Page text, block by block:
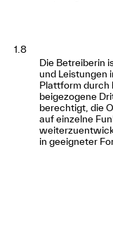
1.8
Die Betreiberin
und Leistungen
Plattform durch
beigezogene
berechtigt, die
auf einzelne
in geeigneter